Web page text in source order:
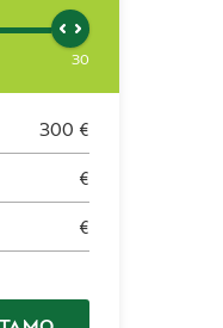
30
300 €
€
€